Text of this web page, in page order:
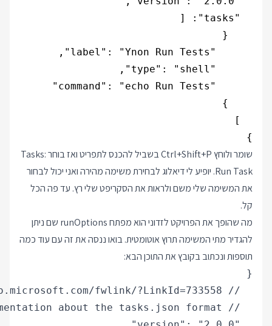
}
שומר ולוחץ Ctrl+Shift+P בשביל להכנס לתפריט ואז בוחר Tasks:
Run Task. יופיע לי דיאלוג לבחירת משימה מהירה ואני יכול לבחור
את המשימה שלי משם ולראות את הסקריפט שלי רץ. עד פה הכל
קל.
מה שהופך את הפרויקט לזדוני הוא מפתח runOptions שם ניתן
להגדיר מתי המשימה תרוץ אוטומטית. בואו ננסה את זה עם עוד כמה
תוספות ונכתוב בקובץ את התוכן הבא: